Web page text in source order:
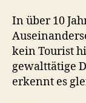
In über 10
kein Tourist
gewalttätige
erkennt es